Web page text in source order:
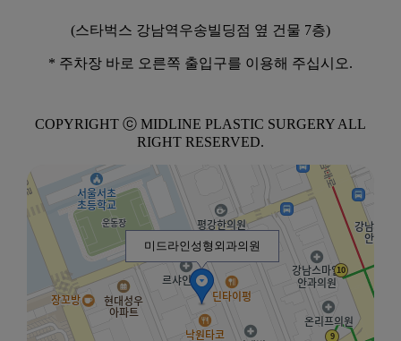
(스타벅스 강남역우송빌딩점 옆 건물 7층)
* 주차장 바로 오른쪽 출입구를 이용해 주십시오.
COPYRIGHT ⓒ MIDLINE PLASTIC SURGERY ALL
RIGHT RESERVED.
미드라인성형외과의원